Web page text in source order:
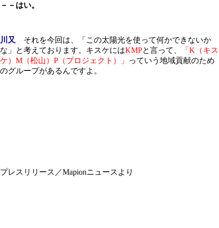
－－はい。
川又
それを今回は、「この太陽光を使って何かできないか
な」と考えております。キスケにはKMPと言って、
「K（キス
ケ）M（松山）P（プロジェクト）」
っていう地域貢献のため
のグループがあるんですよ。
プレスリリース／Mapionニュースより